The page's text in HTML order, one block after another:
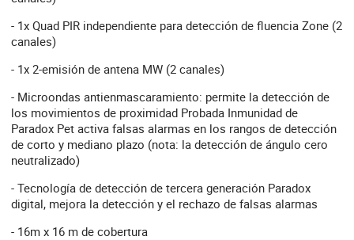
- 1x Quad PIR independiente para detección de fluencia Zone (2
canales)
- 1x 2-emisión de antena MW (2 canales)
- Microondas antienmascaramiento: permite la detección de
los movimientos de proximidad Probada Inmunidad de
Paradox Pet activa falsas alarmas en los rangos de detección
de corto y mediano plazo (nota: la detección de ángulo cero
neutralizado)
- Tecnología de detección de tercera generación Paradox
digital, mejora la detección y el rechazo de falsas alarmas
- 16m x 16 m de cobertura